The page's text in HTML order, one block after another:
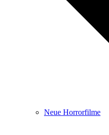
Neue Horrorfilme